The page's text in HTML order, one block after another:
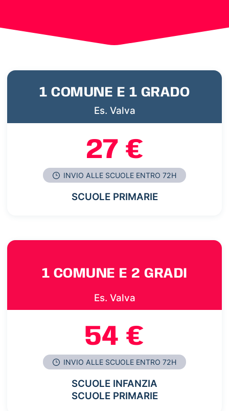
1 COMUNE E 1 GRADO
Es. Valva
27 €
INVIO ALLE SCUOLE ENTRO 72H
SCUOLE PRIMARIE
1 COMUNE E 2 GRADI
Es. Valva
54 €
INVIO ALLE SCUOLE ENTRO 72H
SCUOLE INFANZIA
SCUOLE PRIMARIE